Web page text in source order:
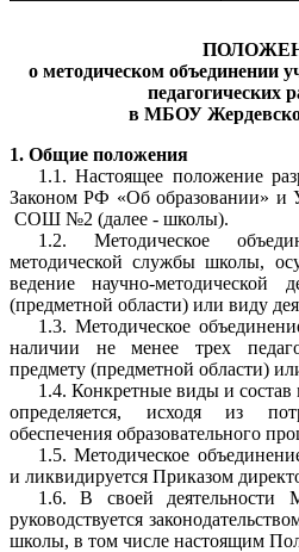
о методическом объединении
педагогических
в МБОУ
1. Общие положения
1.1. Настоящее положение
Законом РФ «Об образовании» и
СОШ №2 (далее - школы).
1.2. Методическое
методической службы школы,
ведение научно-методической
(предметной области) или виду
1.3. Методическое
наличии не менее трех
предмету (предметной области)
1.4. Конкретные виды и
определяется, исходя из
обеспечения образовательного
1.5. Методическое
и ликвидируется Приказом
1.6. В своей деятельности
руководствуется
школы, в том числе настоящим